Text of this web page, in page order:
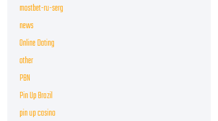
mostbet-ru-serg
news
Online Dating
other
PBN
Pin Up Brazil
pin up casino